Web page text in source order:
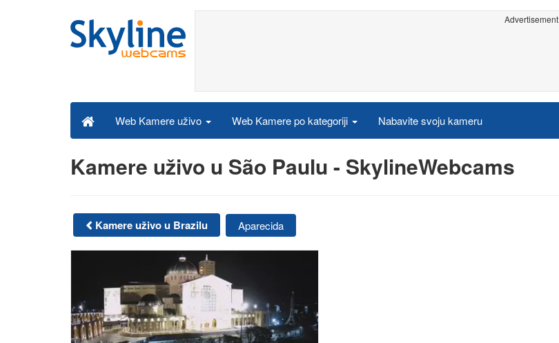
Advertisement
Web Kamere uživo Web Kamere po kategoriji Nabavite svoju kameru
Kamere uživo u São Paulu - SkylineWebcams
Kamere uživo u Brazilu Aparecida